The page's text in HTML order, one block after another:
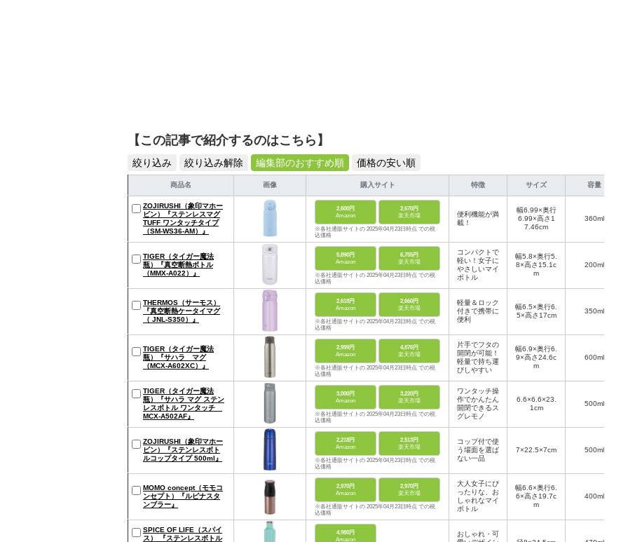
【この記事で紹介するのはこちら】
絞り込み 絞り込み解除 編集部のおすすめ順 価格の安い順
商品名 画像 購入サイト 特徴 サイズ 容量
ZOJIRUSHI（象印マホー
ビン）『ステンレスマグ
TUFF ワンタッチタイプ
（SM-WS36-AM）』
2,600円
Amazon
2,670円
楽天市場
※各社通販サイトの 2025年04月23日時点 での税
込価格
便利機能が満
載！
幅6.99×奥行
6.99×高さ1
7.46cm
360ml
TIGER（タイガー魔法
瓶）『真空断熱ボトル
（MMX-A022）』
5,890円
Amazon
6,755円
楽天市場
※各社通販サイトの 2025年04月23日時点 での税
込価格
コンパクトで
軽い！女子に
やさしいマイ
ボトル
幅5.8×奥行5.
8×高さ15.1c
m
200ml
THERMOS（サーモス）
『真空断熱ケータイマグ
（ JNL-S350）』
2,618円
Amazon
2,660円
楽天市場
※各社通販サイトの 2025年04月23日時点 での税
込価格
軽量＆ロック
付きで携帯に
便利
幅6.5×奥行6.
5×高さ17cm
350ml
TIGER（タイガー魔法
瓶）『サハラ マグ
（MCX-A602XC）』
2,999円
Amazon
4,876円
楽天市場
※各社通販サイトの 2025年04月23日時点 での税
込価格
片手でフタの
開閉が可能！
軽量で持ち運
びしやすい
幅6.9×奥行6.
9×高さ24.6c
m
600ml
TIGER（タイガー魔法
瓶）『サハラ マグ ステン
レスボトル ワンタッチ
MCX-A502AF』
3,000円
Amazon
3,220円
楽天市場
※各社通販サイトの 2025年04月23日時点 での税
込価格
ワンタッチ操
作でかんたん
開閉できるス
グレモノ
6.6×6.6×23.
1cm
500ml
ZOJIRUSHI（象印マホー
ビン）『ステンレスボト
ルコップタイプ 500ml』
2,218円
Amazon
2,513円
楽天市場
※各社通販サイトの 2025年04月23日時点 での税
込価格
コップ付で使
う場面を選ば
ない一品
7×22.5×7cm 500ml
MOMO concept（モモコ
ンセプト）『ルピナスタ
ンブラー』
2,970円
Amazon
2,970円
楽天市場
※各社通販サイトの 2025年04月23日時点 での税
込価格
大人女子にぴ
ったりな、お
しゃれなマイ
ボトル
幅6.6×奥行6.
6×高さ19.7c
m
400ml
SPICE OF LIFE（スパイ
ス） 『ステンレスボトル
4,980円
Amazon
おしゃれ・可